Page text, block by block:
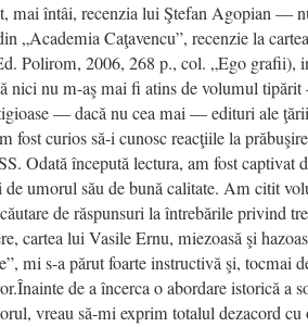
mai întâi, recenzia lui Ştefan Agopian —
„Academia Caţavencu”, recenzie la
Polirom, 2006, 268 p., col. „Ego grafii),
nici nu m-aş mai fi atins de volumul
— dacă nu cea mai — edituri ale
fost curios să-i cunosc reacţiile la
Odată începută lectura, am fost captivat
de umorul său de bună calitate. Am citit
de răspunsuri la întrebările privind
cartea lui Vasile Ernu, miezoasă şi
mi s-a părut foarte instructivă şi, tocmai
de a încerca o abordare istorică a
vreau să-mi exprim totalul dezacord